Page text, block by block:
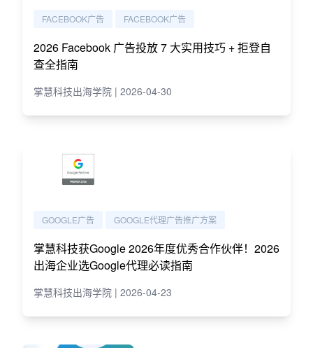
FACEBOOK广告 FACEBOOK广告
2026 Facebook 广告投放 7 大实用技巧 + 拒登自
查全指南
掌慧科技出海学院 | 2026-04-30
GOOGLE广告 GOOGLE代理广告推广方案
掌慧科技获Google 2026年度优秀合作伙伴！2026
出海企业选Google代理必读指南
掌慧科技出海学院 | 2026-04-23